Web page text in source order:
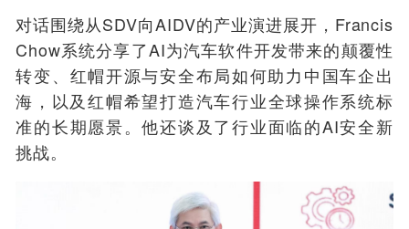
对话围绕从SDV向AIDV的产业演进展开 ， Francis
Chow系统分享了AI为汽车软件开发带来的颠覆性
转变、 红帽开源与安全布局如何助力中国车企出
海 ，以及红帽希望打造汽车行业全球操作系统标
准的长期愿景。他还谈及了行业面临的AI安全新
挑战。